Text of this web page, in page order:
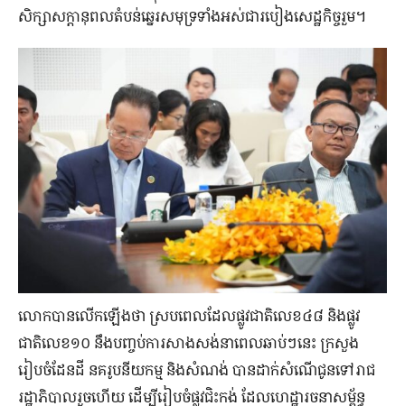
សិក្សាសក្តានុពលតំបន់ឆ្នេរសមុទ្រទាំងអស់ជារបៀងសេដ្ឋកិច្ចរួម។
លោកបានលើកឡើងថា ស្របពេលដែលផ្លូវជាតិលេខ៤៨ និងផ្លូវ
ជាតិលេខ១០ នឹងបញ្ចប់ការសាងសង់នាពេលឆាប់ៗនេះ ក្រសួង
រៀបចំដែនដី នគរូបនីយកម្ម និងសំណង់ បានដាក់សំណើជូនទៅរាជ
រដ្ឋាភិបាលរួចហើយ ដើម្បីរៀបចំផ្លូវជិះកង់ ដែលហេដ្ឋារចនាសម្ព័ន្ធ